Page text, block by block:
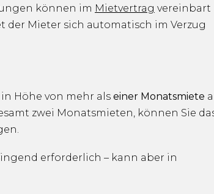
können im Mietvertrag vereinbart
Mieter sich automatisch im Verzug
Höhe von mehr als einer Monatsmiete
zwei Monatsmieten, können Sie
erforderlich – kann aber in